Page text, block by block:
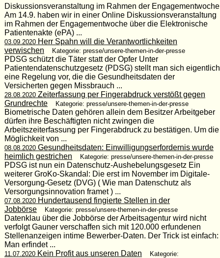
Diskussionsveranstaltung im Rahmen der Engagementwoche
Am 14.9. haben wir in einer Online Diskussionsveranstaltung
im Rahmen der Engagementwoche über die Elektronische
Patientenakte (ePA) ...
03.09.2020Herr Spahn will die Verantwortlichkeiten
verwischen
Kategorie: presse/unsere-themen-in-der-presse
PDSG schützt die Täter statt der Opfer Unter
Patientendatenschutzgesetz (PDSG) stellt man sich eigentlich
eine Regelung vor, die die Gesundheitsdaten der
Versicherten gegen Missbrauch ...
28.08.2020Zeiterfassung per Fingerabdruck verstößt gegen
Grundrechte
Kategorie: presse/unsere-themen-in-der-presse
Biometrische Daten gehören allein dem Besitzer Arbeitgeber
dürfen ihre Beschäftigten nicht zwingen die
Arbeitszeiterfassung per Fingerabdruck zu bestätigen. Um die
Möglichkeit von ...
08.08.2020Gesundheitsdaten: Einwilligungserfordernis wurde
heimlich gestrichen
Kategorie: presse/unsere-themen-in-der-presse
PDSG ist nun ein Datenschutz-Aushebelungsgesetz Ein
weiterer GroKo-Skandal: Die erst im November im Digitale-
Versorgung-Gesetz (DVG) ( Wie man Datenschutz als
Versorgungsinnovation framet ) ...
07.08.2020Hundertausend fingierte Stellen in der
Jobbörse
Kategorie: presse/unsere-themen-in-der-presse
Datenklau über die Jobbörse der Arbeitsagentur wird nicht
verfolgt Gauner verschaffen sich mit 120.000 erfundenen
Stellenanzeigen intime Bewerber-Daten. Der Trick ist einfach:
Man erfindet ...
11.07.2020Kein Profit aus unseren Daten
Kategorie: